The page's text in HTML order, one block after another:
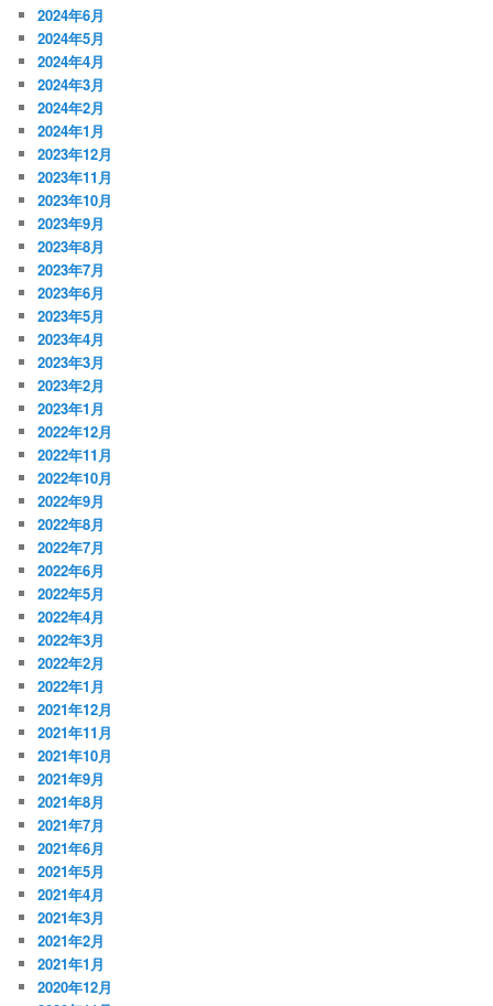
2024年6月
2024年5月
2024年4月
2024年3月
2024年2月
2024年1月
2023年12月
2023年11月
2023年10月
2023年9月
2023年8月
2023年7月
2023年6月
2023年5月
2023年4月
2023年3月
2023年2月
2023年1月
2022年12月
2022年11月
2022年10月
2022年9月
2022年8月
2022年7月
2022年6月
2022年5月
2022年4月
2022年3月
2022年2月
2022年1月
2021年12月
2021年11月
2021年10月
2021年9月
2021年8月
2021年7月
2021年6月
2021年5月
2021年4月
2021年3月
2021年2月
2021年1月
2020年12月